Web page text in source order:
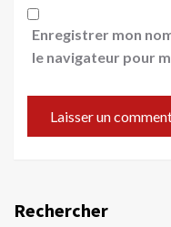
Enregistrer mon
le navigateur pour
Rechercher